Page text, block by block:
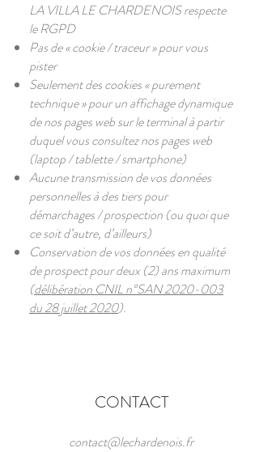
LA VILLA LE CHARDENOIS respecte
le RGPD
Pas de « cookie / traceur » pour vous
pister
Seulement des cookies « purement
technique » pour un affichage dynamique
de nos pages web sur le terminal à partir
duquel vous consultez nos pages web
(laptop / tablette / smartphone)
Aucune transmission de vos données
personnelles à des tiers pour
démarchages / prospection (ou quoi que
ce soit d’autre, d’ailleurs)
Conservation de vos données en qualité
de prospect pour deux (2) ans maximum
(délibération CNIL n°SAN 2020-003
du 28 juillet 2020).
CONTACT
contact@lechardenois.fr